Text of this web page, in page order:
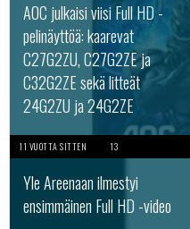
AOC julkaisi viisi Full HD -
pelinäyttöä: kaarevat
C27G2ZU, C27G2ZE ja
C32G2ZE sekä litteät
24G2ZU ja 24G2ZE
11 VUOTTA SITTEN 13
Yle Areenaan ilmestyi
ensimmäinen Full HD -video